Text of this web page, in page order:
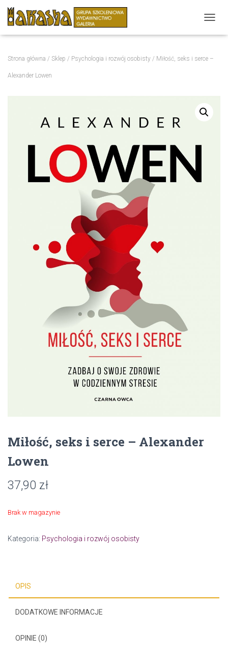
R
Strona główna / Sklep / Psychologia i rozwój osobisty / Miłość, seks i serce –
Alexander Lowen
Miłość, seks i serce – Alexander
Lowen
37,90 zł
Brak w magazynie
Kategoria: Psychologia i rozwój osobisty
OPIS
DODATKOWE INFORMACJE
OPINIE (0)